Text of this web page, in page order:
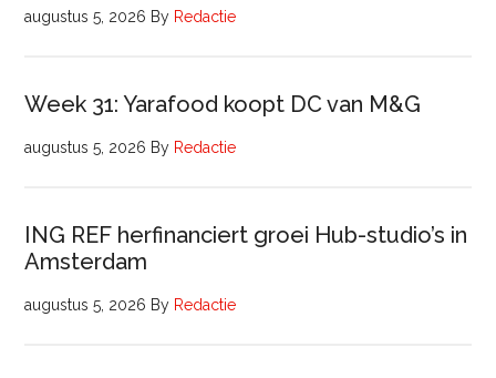
augustus 5, 2026 By Redactie
Week 31: Yarafood koopt DC van M&G
augustus 5, 2026 By Redactie
ING REF herfinanciert groei Hub-studio’s in
Amsterdam
augustus 5, 2026 By Redactie